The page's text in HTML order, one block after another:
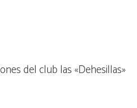
del club las «Dehesillas»